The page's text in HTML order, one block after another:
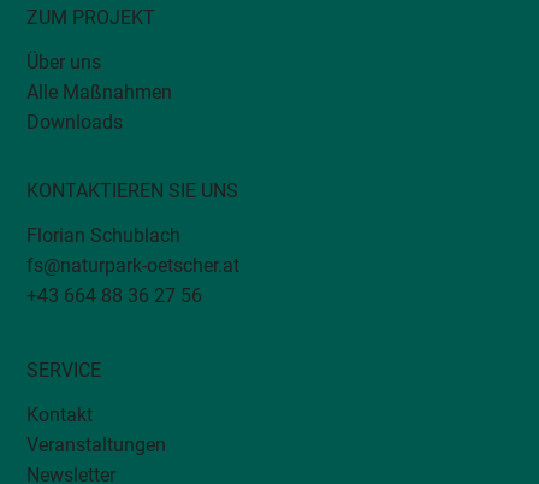
ZUM PROJEKT
Über uns
Alle Maßnahmen
Downloads
KONTAKTIEREN SIE UNS
Florian Schublach
fs@naturpark-oetscher.at
+43 664 88 36 27 56
SERVICE
Kontakt
Veranstaltungen
Newsletter